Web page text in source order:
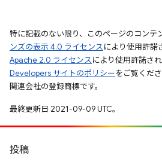
特に記載のない限り、このページのコンテ
ンズの表示 4.0 ライセンスにより使用許諾
Apache 2.0 ライセンスにより使用許諾さ
Developers サイトのポリシーをご覧くだ
関連会社の登録商標です。
最終更新日 2021-09-09 UTC。
投稿